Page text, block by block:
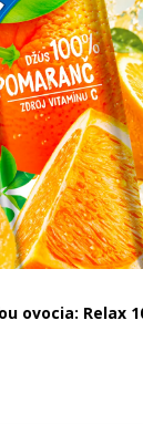
ovocia: Relax